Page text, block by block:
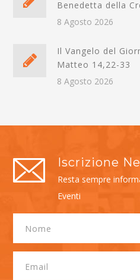
Benedetta della
8 Agosto 2026
Il Vangelo del
Matteo 14,22-33
8 Agosto 2026
Iscrizione
Resta sempre
Eventi